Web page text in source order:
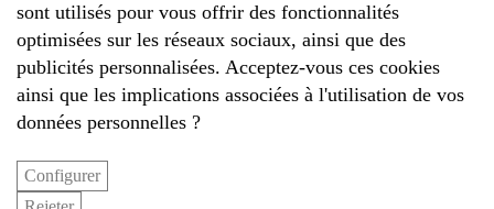
sont utilisés pour vous offrir des fonctionnalités
optimisées sur les réseaux sociaux, ainsi que des
publicités personnalisées. Acceptez-vous ces cookies
ainsi que les implications associées à l'utilisation de vos
données personnelles ?
Configurer